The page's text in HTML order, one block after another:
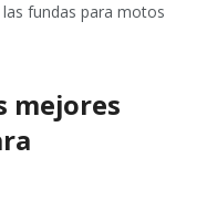
fundas para motos
mejores